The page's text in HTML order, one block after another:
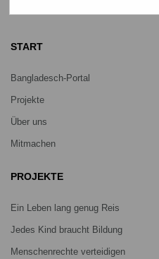
START
Bangladesch-Portal
Projekte
Über uns
Mitmachen
PROJEKTE
Ein Leben lang genug Reis
Jedes Kind braucht Bildung
Menschenrechte verteidigen